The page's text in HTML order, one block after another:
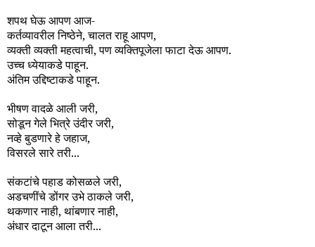
शपथ घेऊ आपण आज-
कर्तव्यावरील निष्ठेने, चालत राहू आपण,
व्यक्ती व्यक्ती महत्वाची, पण व्यक्तिपूजेला फाटा देऊ आपण.
उच्च ध्येयाकडे पाहून.
अंतिम उद्दिष्टाकडे पाहून.
भीषण वादळे आली जरी,
सोडून गेले भित्रे उंदीर जरी,
नव्हे बुडणारे हे जहाज,
विसरले सारे तरी...
संकटांचे पहाड कोसळले जरी,
अडचणींचे डोंगर उभे ठाकले जरी,
थकणार नाही, थांबणार नाही,
अंधार दाटून आला तरी...